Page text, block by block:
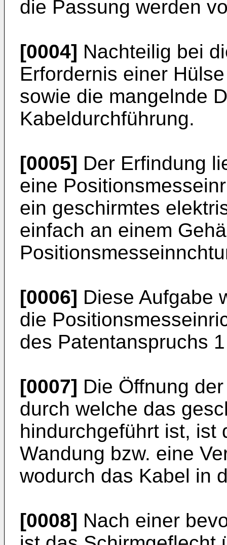
die Passung werden
[0004] Nachteilig bei
Erfordernis einer
sowie die mangelnde
Kabeldurchführung.
[0005] Der Erfindung
eine
ein geschirmtes
einfach an einem
[0006] Diese Aufgabe
die
des Patentanspruchs
[0007] Die Öffnung
durch welche das
hindurchgeführt ist, ist
Wandung bzw. eine
wodurch das Kabel in
[0008] Nach einer